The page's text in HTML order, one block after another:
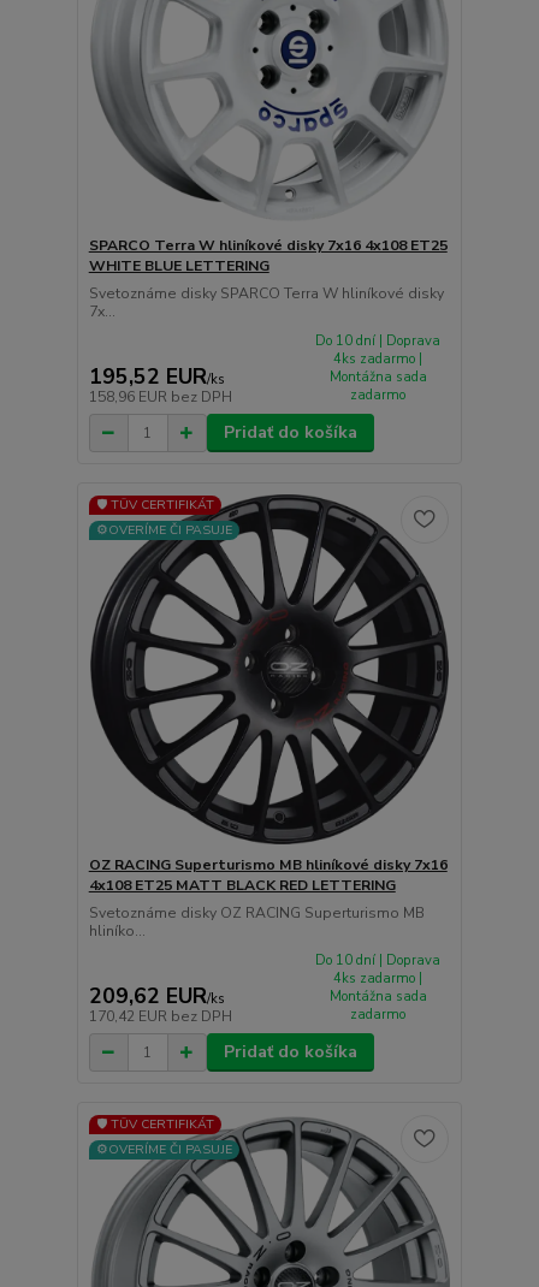
SPARCO Terra W hliníkové disky 7x16 4x108 ET25
WHITE BLUE LETTERING
Svetoznáme disky SPARCO Terra W hliníkové disky
7x...
195,52 EUR/ks
158,96 EUR bez DPH
Do 10 dní | Doprava
4ks zadarmo |
Montážna sada
zadarmo
Pridať do košíka
🛡️ TÜV CERTIFIKÁT
⚙️OVERÍME ČI PASUJE
OZ RACING Superturismo MB hliníkové disky 7x16
4x108 ET25 MATT BLACK RED LETTERING
Svetoznáme disky OZ RACING Superturismo MB
hliníko...
209,62 EUR/ks
170,42 EUR bez DPH
Do 10 dní | Doprava
4ks zadarmo |
Montážna sada
zadarmo
Pridať do košíka
🛡️ TÜV CERTIFIKÁT
⚙️OVERÍME ČI PASUJE